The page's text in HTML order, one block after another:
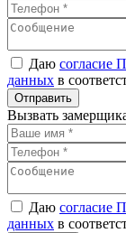
Даю согласие
данных в
Вызвать
Даю согласие
данных в